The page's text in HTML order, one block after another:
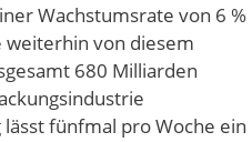
Wachstumsrate von 6 %
weiterhin von diesem
680 Milliarden
fünfmal pro Woche ein